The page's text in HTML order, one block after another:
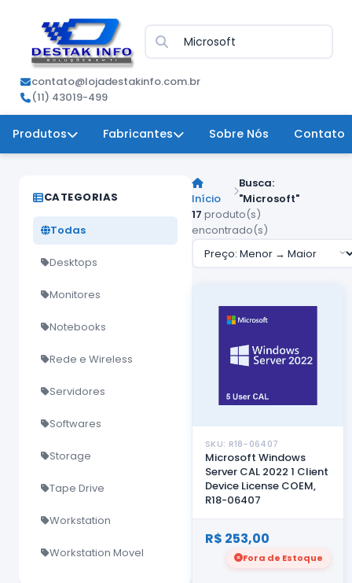
contato@lojadestakinfo.com.br
(11) 43019-499
Produtos Fabricantes Sobre Nós Contato
CATEGORIAS
Todas
Desktops
Monitores
Notebooks
Rede e Wireless
Servidores
Softwares
Storage
Tape Drive
Workstation
Workstation Movel
Início
Busca:
"Microsoft"
17 produto(s)
encontrado(s)
SKU: R18-06407
Microsoft Windows
Server CAL 2022 1 Client
Device License COEM,
R18-06407
R$ 253,00
Fora de Estoque